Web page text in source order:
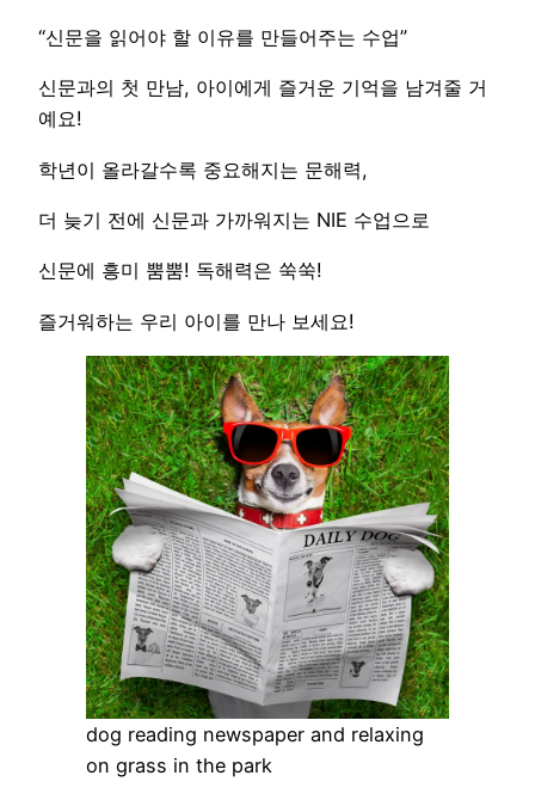
“신문을 읽어야 할 이유를 만들어주는 수업”
신문과의 첫 만남, 아이에게 즐거운 기억을 남겨줄 거
예요!
학년이 올라갈수록 중요해지는 문해력,
더 늦기 전에 신문과 가까워지는 NIE 수업으로
신문에 흥미 뿜뿜! 독해력은 쑥쑥!
즐거워하는 우리 아이를 만나 보세요!
dog reading newspaper and relaxing
on grass in the park